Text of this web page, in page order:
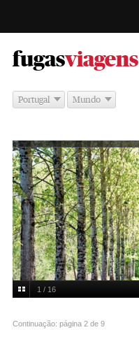
fugas -
viagens
Portugal Mundo
DR/Plum Village
1 / 16
Continuação: página 2 de 9